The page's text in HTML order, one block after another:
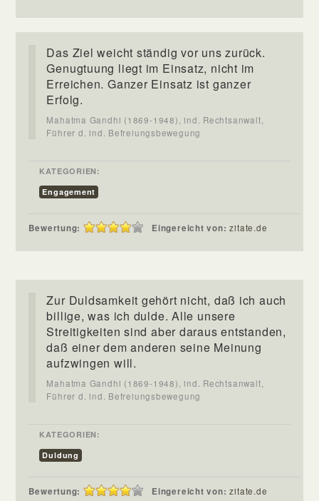
Das Ziel weicht ständig vor uns zurück.
Genugtuung liegt im Einsatz, nicht im
Erreichen. Ganzer Einsatz ist ganzer
Erfolg.
Mahatma Gandhi (1869-1948), ind. Rechtsanwalt,
Führer d. ind. Befreiungsbewegung
KATEGORIEN:
Engagement
Bewertung: Eingereicht von:zitate.de
Zur Duldsamkeit gehört nicht, daß ich auch
billige, was ich dulde. Alle unsere
Streitigkeiten sind aber daraus entstanden,
daß einer dem anderen seine Meinung
aufzwingen will.
Mahatma Gandhi (1869-1948), ind. Rechtsanwalt,
Führer d. ind. Befreiungsbewegung
KATEGORIEN:
Duldung
Bewertung: Eingereicht von:zitate.de